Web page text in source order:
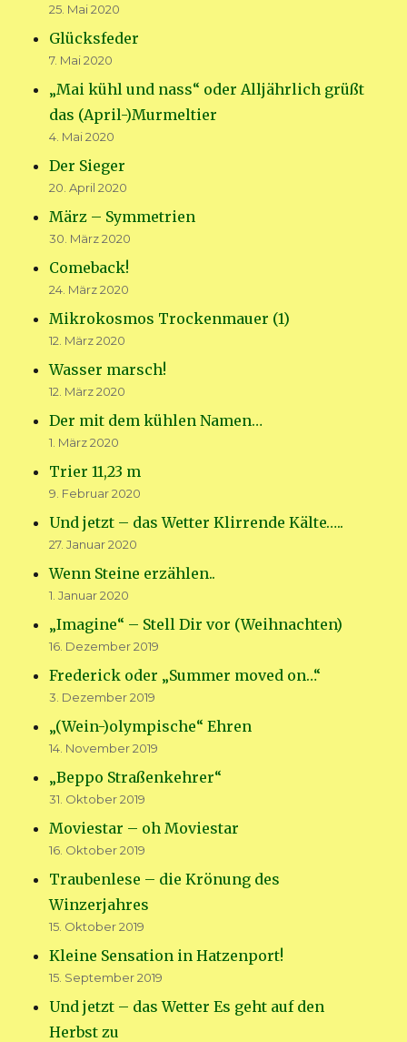
25. Mai 2020
Glücksfeder
7. Mai 2020
„Mai kühl und nass“ oder Alljährlich grüßt
das (April-)Murmeltier
4. Mai 2020
Der Sieger
20. April 2020
März – Symmetrien
30. März 2020
Comeback!
24. März 2020
Mikrokosmos Trockenmauer (1)
12. März 2020
Wasser marsch!
12. März 2020
Der mit dem kühlen Namen…
1. März 2020
Trier 11,23 m
9. Februar 2020
Und jetzt – das Wetter Klirrende Kälte…..
27. Januar 2020
Wenn Steine erzählen..
1. Januar 2020
„Imagine“ – Stell Dir vor (Weihnachten)
16. Dezember 2019
Frederick oder „Summer moved on…“
3. Dezember 2019
„(Wein-)olympische“ Ehren
14. November 2019
„Beppo Straßenkehrer“
31. Oktober 2019
Moviestar – oh Moviestar
16. Oktober 2019
Traubenlese – die Krönung des
Winzerjahres
15. Oktober 2019
Kleine Sensation in Hatzenport!
15. September 2019
Und jetzt – das Wetter Es geht auf den
Herbst zu